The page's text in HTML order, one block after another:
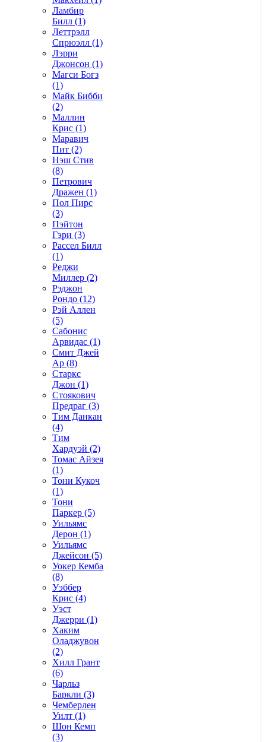
Ламбир
Билл (1)
Леттрэлл
Спрюэлл (1)
Лэрри
Джонсон (1)
Магси Богз
(1)
Майк Бибби
(2)
Маллин
Крис (1)
Маравич
Пит (2)
Нэш Стив
(8)
Петрович
Дражен (1)
Пол Пирс
(3)
Пэйтон
Гэри (3)
Рассел Билл
(1)
Реджи
Миллер (2)
Рэджон
Рондо (12)
Рэй Аллен
(5)
Сабонис
Арвидас (1)
Смит Джей
Ар (8)
Старкс
Джон (1)
Стоякович
Предраг (3)
Тим Данкан
(4)
Тим
Хардуэй (2)
Томас Айзея
(1)
Тони Кукоч
(1)
Тони
Паркер (5)
Уильямс
Дерон (1)
Уильямс
Джейсон (5)
Уокер Кемба
(8)
Уэббер
Крис (4)
Уэст
Джерри (1)
Хаким
Оладжувон
(2)
Хилл Грант
(6)
Чарльз
Баркли (3)
Чемберлен
Уилт (1)
Шон Кемп
(3)